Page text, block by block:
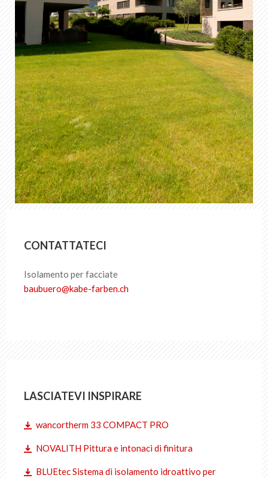
CONTATTATECI
Isolamento per facciate
baubuero@kabe-farben.ch
LASCIATEVI INSPIRARE
wancortherm 33 COMPACT PRO
NOVALITH Pittura e intonaci di finitura
BLUEtec Sistema di isolamento idroattivo per